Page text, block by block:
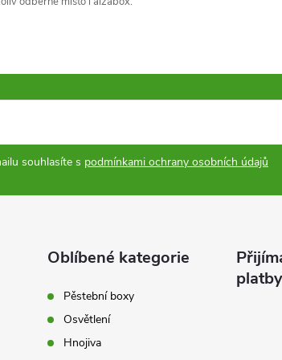
souhlasíte s podmínkami ochrany osobních údajů
Oblíbené kategorie
Pěstební boxy
Osvětlení
Hnojiva
platby